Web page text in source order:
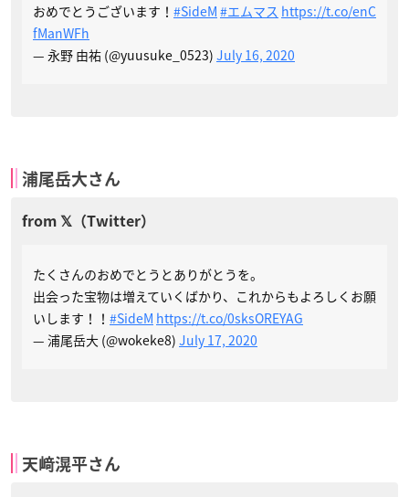
おめでとうございます！ #SideM #エムマス https://t.co/enC
fManWFh
— 永野 由祐 (@yuusuke_0523) July 16, 2020
浦尾岳大さん
たくさんのおめでとうとありがとうを。
出会った宝物は増えていくばかり、これからもよろしくお願
いします！！ #SideM https://t.co/0sksOREYAG
— 浦尾岳大 (@wokeke8) July 17, 2020
天﨑滉平さん